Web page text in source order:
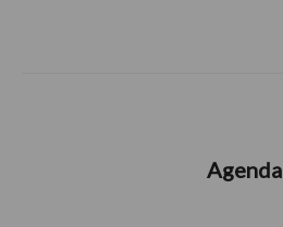
Agenda